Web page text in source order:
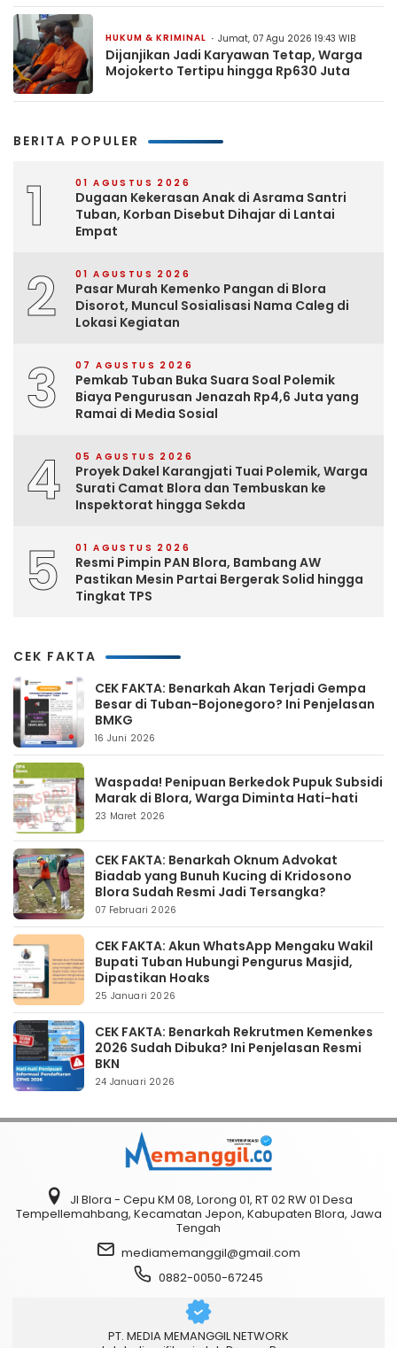
HUKUM & KRIMINAL Jumat, 07 Agu 2026 19:43 WIB
Dijanjikan Jadi Karyawan Tetap, Warga
Mojokerto Tertipu hingga Rp630 Juta
BERITA POPULER
1 01 AGUSTUS 2026
Dugaan Kekerasan Anak di Asrama Santri
Tuban, Korban Disebut Dihajar di Lantai
Empat
2 01 AGUSTUS 2026
Pasar Murah Kemenko Pangan di Blora
Disorot, Muncul Sosialisasi Nama Caleg di
Lokasi Kegiatan
3 07 AGUSTUS 2026
Pemkab Tuban Buka Suara Soal Polemik
Biaya Pengurusan Jenazah Rp4,6 Juta yang
Ramai di Media Sosial
4 05 AGUSTUS 2026
Proyek Dakel Karangjati Tuai Polemik, Warga
Surati Camat Blora dan Tembuskan ke
Inspektorat hingga Sekda
5 01 AGUSTUS 2026
Resmi Pimpin PAN Blora, Bambang AW
Pastikan Mesin Partai Bergerak Solid hingga
Tingkat TPS
CEK FAKTA
CEK FAKTA: Benarkah Akan Terjadi Gempa
Besar di Tuban-Bojonegoro? Ini Penjelasan
BMKG
16 Juni 2026
Waspada! Penipuan Berkedok Pupuk Subsidi
Marak di Blora, Warga Diminta Hati-hati
23 Maret 2026
CEK FAKTA: Benarkah Oknum Advokat
Biadab yang Bunuh Kucing di Kridosono
Blora Sudah Resmi Jadi Tersangka?
07 Februari 2026
CEK FAKTA: Akun WhatsApp Mengaku Wakil
Bupati Tuban Hubungi Pengurus Masjid,
Dipastikan Hoaks
25 Januari 2026
CEK FAKTA: Benarkah Rekrutmen Kemenkes
2026 Sudah Dibuka? Ini Penjelasan Resmi
BKN
24 Januari 2026
Jl Blora - Cepu KM 08, Lorong 01, RT 02 RW 01 Desa
Tempellemahbang, Kecamatan Jepon, Kabupaten Blora, Jawa
Tengah
mediamemanggil@gmail.com
0882-0050-67245
PT. MEDIA MEMANGGIL NETWORK